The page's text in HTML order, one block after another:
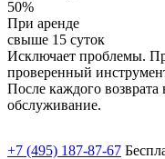
50%
При аренде
свыше 15 суток
Исключает проблемы.
проверенный
После каждого
обслуживание.
+7 (495) 187-87-67